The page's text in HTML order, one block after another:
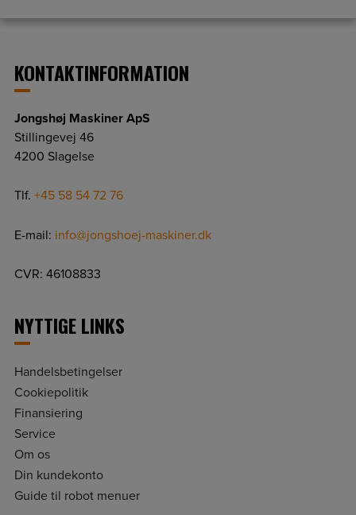
KONTAKTINFORMATION
Jongshøj Maskiner ApS
Stillingevej 46
4200 Slagelse
Tlf. +45 58 54 72 76
E-mail: info@jongshoej-maskiner.dk
CVR: 46108833
NYTTIGE LINKS
Handelsbetingelser
Cookiepolitik
Finansiering
Service
Om os
Din kundekonto
Guide til robot menuer